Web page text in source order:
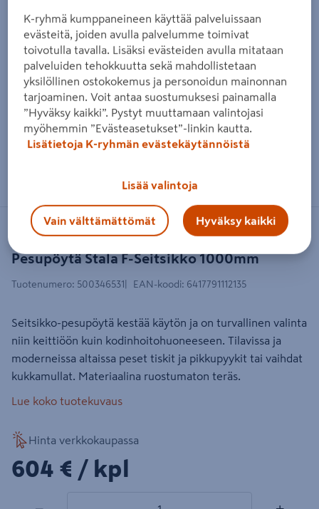
Pesupöytä Stala F-Seitsikko 1000mm
STALA
Tuotenumero: 500346531 EAN-koodi: 6417791112135
Seitsikko-pesupöytä kestää käytön ja on turvallinen valinta
niin keittiöön kuin kodinhoitohuoneeseen. Tilavissa ja
moderneissa altaissa peset tiskit ja pikkupyykit tai vaihdat
kukkamullat. Materiaalina ruostumaton teräs.
Lue koko tuotekuvaus
Hinta verkkokaupassa
604€/kpl
604 € / kpl
K-ryhmä kumppaneineen käyttää palveluissaan
evästeitä, joiden avulla palvelumme toimivat
toivotulla tavalla. Lisäksi evästeiden avulla mitataan
palveluiden tehokkuutta sekä mahdollistetaan
yksilöllinen ostokokemus ja personoidun mainonnan
tarjoaminen. Voit antaa suostumuksesi painamalla
”Hyväksy kaikki”. Pystyt muuttamaan valintojasi
myöhemmin ”Evästeasetukset”-linkin kautta.
Lisätietoja K-ryhmän evästekäytännöistä
Lisää valintoja
Vain välttämättömät Hyväksy kaikki